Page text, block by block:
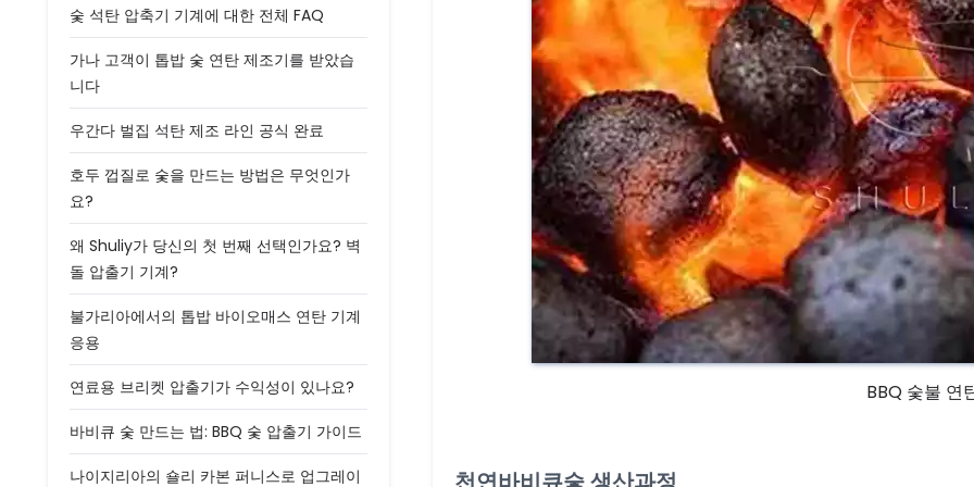
숯 석탄 압축기 기계에 대한 전체 FAQ
가나 고객이 톱밥 숯 연탄 제조기를 받았습
니다
우간다 벌집 석탄 제조 라인 공식 완료
호두 껍질로 숯을 만드는 방법은 무엇인가
요?
왜 Shuliy가 당신의 첫 번째 선택인가요? 벽
돌 압출기 기계?
불가리아에서의 톱밥 바이오매스 연탄 기계
응용
연료용 브리켓 압출기가 수익성이 있나요?
바비큐 숯 만드는 법: BBQ 숯 압출기 가이드
나이지리아의 숄리 카본 퍼니스로 업그레이
BBQ 숯불 연